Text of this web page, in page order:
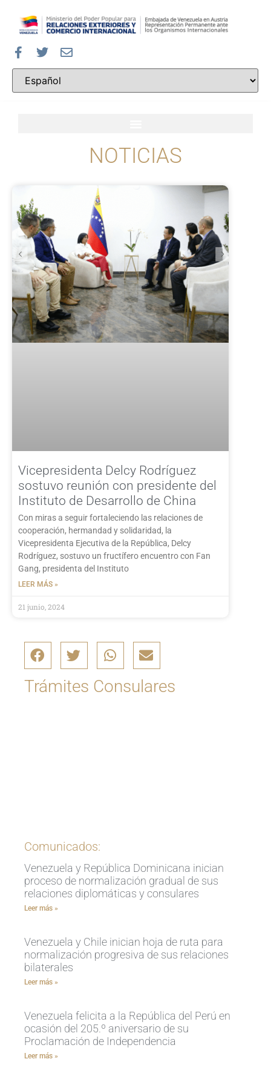
NOTICIAS
Vicepresidenta Delcy Rodríguez
sostuvo reunión con presidente del
Instituto de Desarrollo de China
Con miras a seguir fortaleciendo las relaciones de
cooperación, hermandad y solidaridad, la
Vicepresidenta Ejecutiva de la República, Delcy
Rodríguez, sostuvo un fructífero encuentro con Fan
Gang, presidenta del Instituto
LEER MÁS »
21 junio, 2024
Trámites Consulares
Comunicados:
Venezuela y República Dominicana inician
proceso de normalización gradual de sus
relaciones diplomáticas y consulares
Leer más »
Venezuela y Chile inician hoja de ruta para
normalización progresiva de sus relaciones
bilaterales
Leer más »
Venezuela felicita a la República del Perú en
ocasión del 205.º aniversario de su
Proclamación de Independencia
Leer más »